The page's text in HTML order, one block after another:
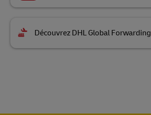
Découvrez DHL Global Forwarding